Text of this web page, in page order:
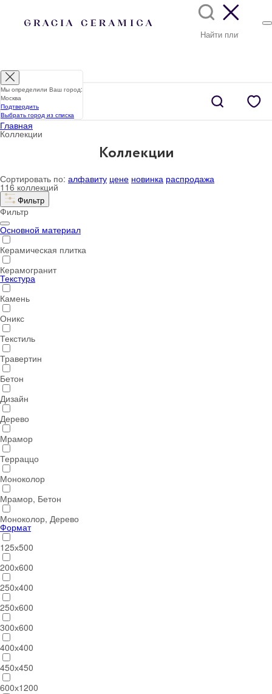
Главная
Коллекции
Коллекции
Сортировать по: алфавиту цене новинка распродажа
116 коллекций
Фильтр
Фильтр
Основной материал
Керамическая плитка
Керамогранит
Текстура
Камень
Оникс
Текстиль
Травертин
Бетон
Дизайн
Дерево
Мрамор
Терраццо
Моноколор
Мрамор, Бетон
Моноколор, Дерево
Формат
125х500
200х600
250х400
250х600
300х600
400х400
450х450
600х1200
Мы определили Ваш город:
Москва
Подтвердить
Выбрать город из списка